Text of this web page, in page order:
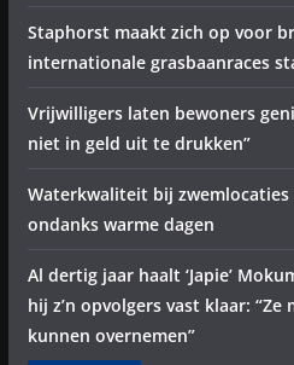
Staphorst maakt zich op voor
internationale grasbaanraces
Vrijwilligers laten bewoners
niet in geld uit te drukken”
Waterkwaliteit bij zwemlocaties
ondanks warme dagen
Al dertig jaar haalt ‘Japie’
hij z’n opvolgers vast klaar:
kunnen overnemen”